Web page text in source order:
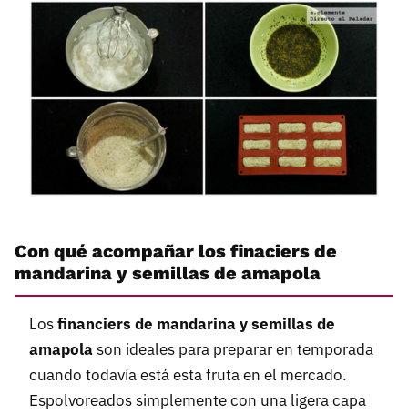
Con qué acompañar los finaciers de
mandarina y semillas de amapola
Losfinanciers de mandarina y semillas de
amapolason ideales para preparar en temporada
cuando todavía está esta fruta en el mercado.
Espolvoreados simplemente con una ligera capa